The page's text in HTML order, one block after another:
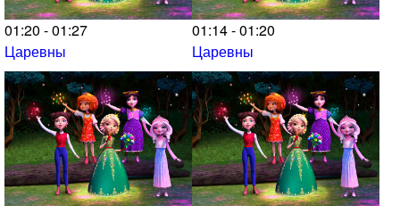
01:20 - 01:27
Царевны
01:14 - 01:20
Царевны